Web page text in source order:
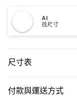
AI
找尺寸
尺寸表
付款與運送方式